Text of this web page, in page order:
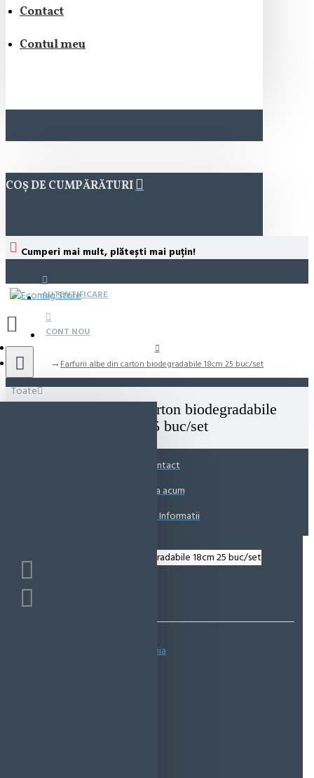
Contact
Contul meu
COȘ DE CUMPĂRĂTURI
Cumperi mai mult, plătești mai puțin!
AUTENTIFICARE
CONT NOU
Toate
Farfurii albe din carton biodegradabile 18cm 25 buc/set
Farfurii albe din carton biodegradabile
18cm 25 buc/set
Contact
Suna acum
Solicita Informatii
Spune-ţi opinia